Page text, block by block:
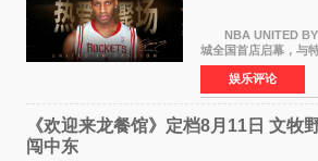
NBA UNITED BY
城全国首店启幕，与
爱 2026 年7 月21
州正弘城正式启幕。
娱乐评论
《欢迎来龙餐馆》定档8月11日 文牧
闯中东